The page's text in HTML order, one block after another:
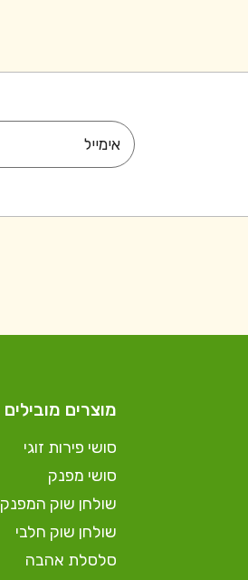
מוצרים מובילים
סושי פירות זוגי
סושי מפנק
שולחן שוק המפנק
שולחן שוק חלבי
סלסלת אהבה